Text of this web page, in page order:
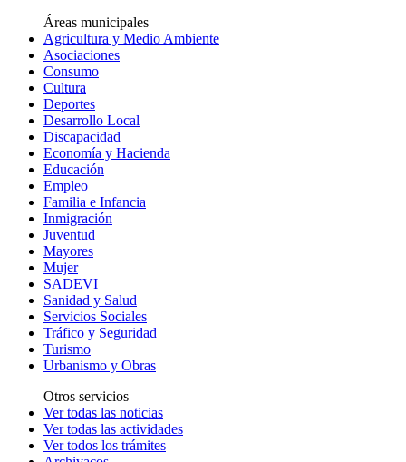
Áreas municipales
Agricultura y Medio Ambiente
Asociaciones
Consumo
Cultura
Deportes
Desarrollo Local
Discapacidad
Economía y Hacienda
Educación
Empleo
Familia e Infancia
Inmigración
Juventud
Mayores
Mujer
SADEVI
Sanidad y Salud
Servicios Sociales
Tráfico y Seguridad
Turismo
Urbanismo y Obras
Otros servicios
Ver todas las noticias
Ver todas las actividades
Ver todos los trámites